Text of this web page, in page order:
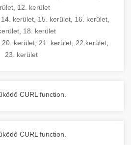
12. kerület
14. kerület 15. kerület 16. kerület
18. kerület
20. kerület 21. kerület 22.kerület
23. kerület
CURL function.
CURL function.